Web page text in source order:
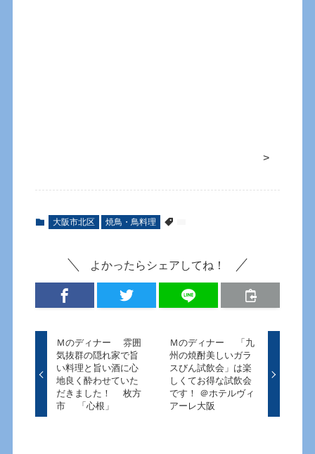
>
大阪市北区 焼鳥・鳥料理
よかったらシェアしてね！
Ｍのディナー 雰囲
気抜群の隠れ家で旨
い料理と旨い酒に心
地良く酔わせていた
だきました！ 枚方
市 「心根」
Ｍのディナー 「九
州の焼酎美しいガラ
スびん試飲会」は楽
しくてお得な試飲会
です！ ＠ホテルヴィ
アーレ大阪